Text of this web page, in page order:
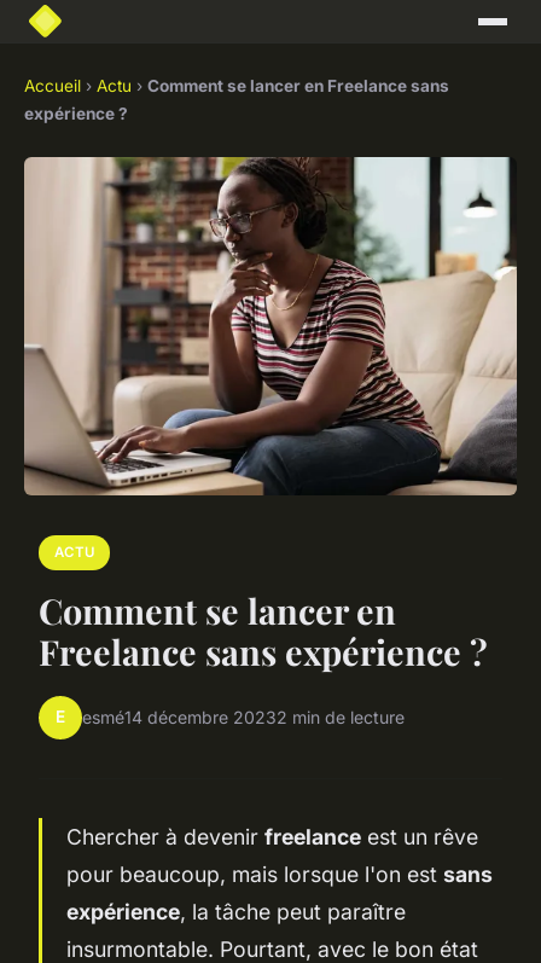
Accueil › Actu › Comment se lancer en Freelance sans
expérience ?
ACTU
Comment se lancer en
Freelance sans expérience ?
E esmé14 décembre 20232 min de lecture
Chercher à devenir freelance est un rêve
pour beaucoup, mais lorsque l'on est sans
expérience, la tâche peut paraître
insurmontable. Pourtant, avec le bon état